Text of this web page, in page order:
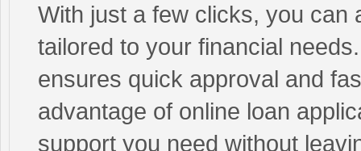
With just a few clicks, you can
tailored to your financial
ensures quick approval and
advantage of online loan
support you need without